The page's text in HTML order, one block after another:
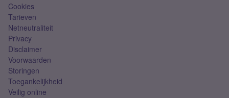
Cookies
Tarieven
Netneutraliteit
Privacy
Disclaimer
Voorwaarden
Storingen
Toegankelijkheid
Veilig online